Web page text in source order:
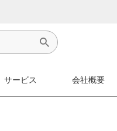
サービス 会社概要